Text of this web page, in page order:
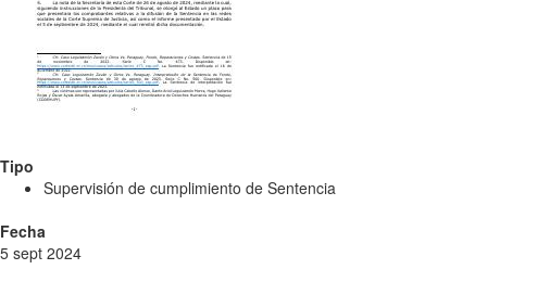
Tipo
Supervisión de cumplimiento de Sentencia
Fecha
5 sept 2024